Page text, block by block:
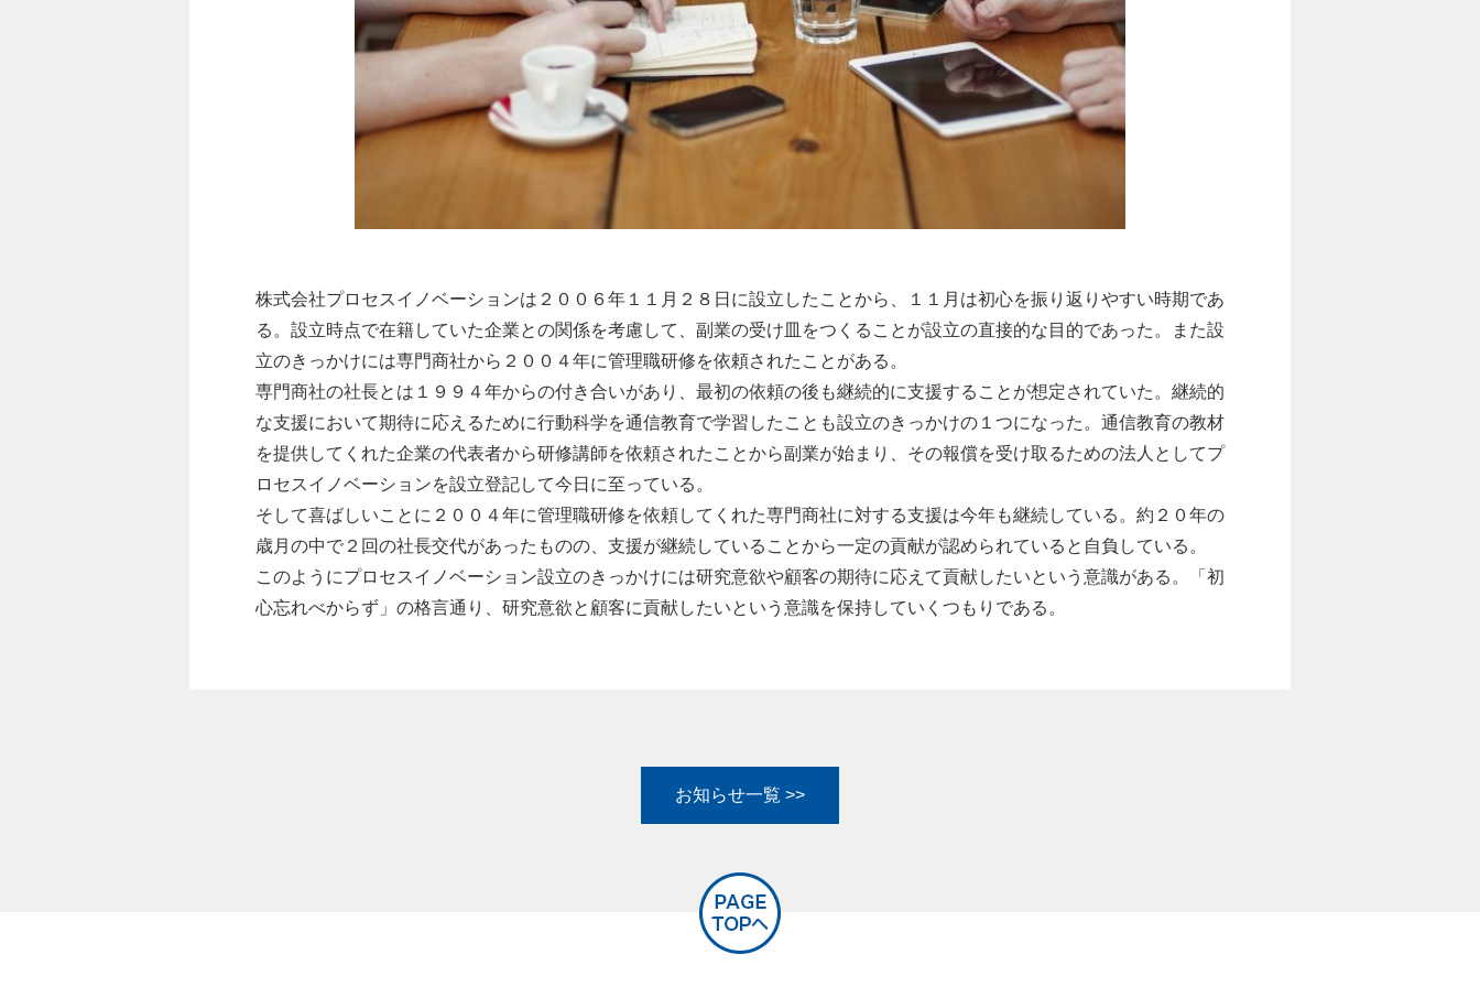
株式会社プロセスイノベーションは２００６年１１月２８日に設立したことから、１１月は初心を振り返りやすい時期であ
る。設立時点で在籍していた企業との関係を考慮して、副業の受け皿をつくることが設立の直接的な目的であった。また設
立のきっかけには専門商社から２００４年に管理職研修を依頼されたことがある。
専門商社の社長とは１９９４年からの付き合いがあり、最初の依頼の後も継続的に支援することが想定されていた。継続的
な支援において期待に応えるために行動科学を通信教育で学習したことも設立のきっかけの１つになった。通信教育の教材
を提供してくれた企業の代表者から研修講師を依頼されたことから副業が始まり、その報償を受け取るための法人としてプ
ロセスイノベーションを設立登記して今日に至っている。
そして喜ばしいことに２００４年に管理職研修を依頼してくれた専門商社に対する支援は今年も継続している。約２０年の
歳月の中で２回の社長交代があったものの、支援が継続していることから一定の貢献が認められていると自負している。
このようにプロセスイノベーション設立のきっかけには研究意欲や顧客の期待に応えて貢献したいという意識がある。「初
心忘れべからず」の格言通り、研究意欲と顧客に貢献したいという意識を保持していくつもりである。
お知らせ一覧 >>